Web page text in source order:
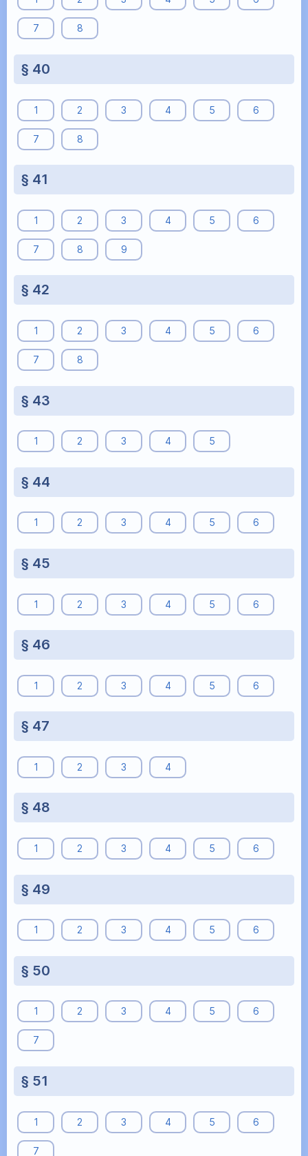
7 8
§ 40
1 2 3 4 5 6
7 8
§ 41
1 2 3 4 5 6
7 8 9
§ 42
1 2 3 4 5 6
7 8
§ 43
1 2 3 4 5
§ 44
1 2 3 4 5 6
§ 45
1 2 3 4 5 6
§ 46
1 2 3 4 5 6
§ 47
1 2 3 4
§ 48
1 2 3 4 5 6
§ 49
1 2 3 4 5 6
§ 50
1 2 3 4 5 6
7
§ 51
1 2 3 4 5 6
7